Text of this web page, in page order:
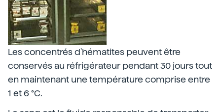
Les concentrés d'hématites peuvent être
conservés au réfrigérateur pendant 30 jours tout
en maintenant une température comprise entre
1 et 6 °C.